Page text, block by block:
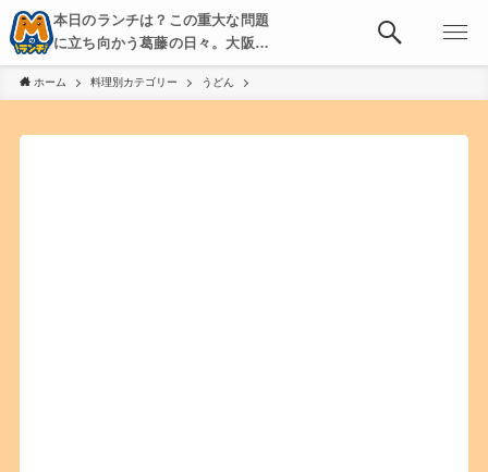
本日のランチは？この重大な問題
に立ち向かう葛藤の日々。大阪・
京都・神戸を中心とした食べ歩
き、飲み歩きを綴る。
ホーム 料理別カテゴリー うどん